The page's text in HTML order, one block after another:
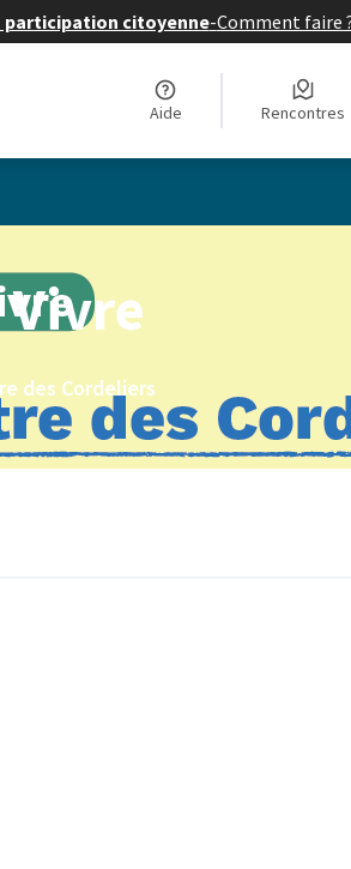
participation citoyenne-Comment faire
Aide Rencontres
des Cordeliers